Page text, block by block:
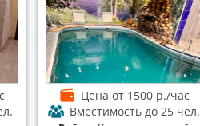
Цена от 1500 р./час
Вместимость до 25 чел.